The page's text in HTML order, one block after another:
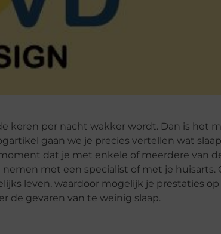
keren per nacht wakker wordt. Dan is het
gaan we je precies vertellen wat
dat je met enkele of meerdere van
met een specialist of met je huisarts.
leven, waardoor mogelijk je prestaties
de gevaren van te weinig slaap.